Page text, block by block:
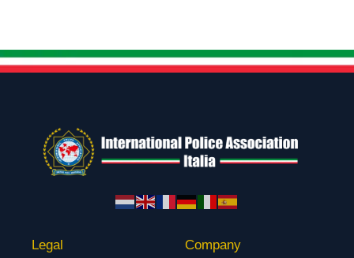
Legal Company